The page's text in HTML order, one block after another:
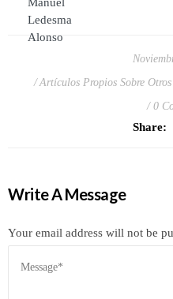
Artículos Propios Sobre Otros
0
Share:
Write A Message
Your email address will not be